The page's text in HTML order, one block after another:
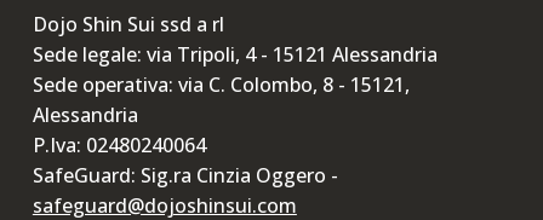
Dojo Shin Sui ssd a rl
Sede legale: via Tripoli, 4 - 15121 Alessandria
Sede operativa: via C. Colombo, 8 - 15121,
Alessandria
P.Iva: 02480240064
SafeGuard: Sig.ra Cinzia Oggero -
safeguard@dojoshinsui.com